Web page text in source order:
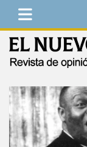
Saltar
contenido